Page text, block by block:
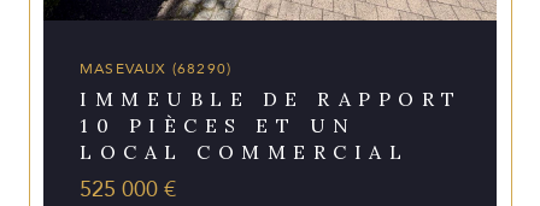
MASEVAUX (68290)
IMMEUBLE DE RAPPORT
10 PIÈCES ET UN
LOCAL COMMERCIAL
525 000 €